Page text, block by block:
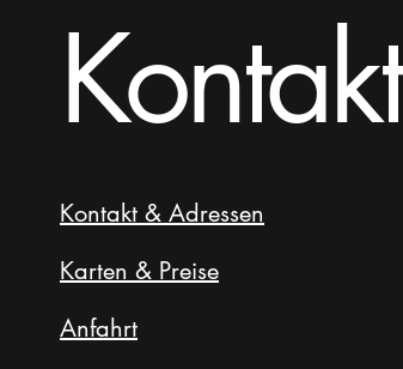
Kontakt
Kontakt & Adressen
Karten & Preise
Anfahrt